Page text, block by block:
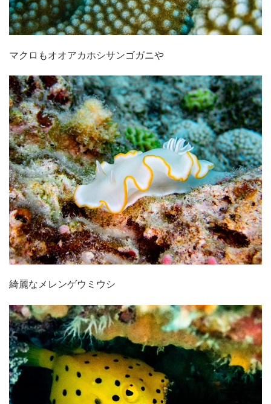
マクロもオオアカホシサンゴガニや
綺麗なメレンゲウミウシ